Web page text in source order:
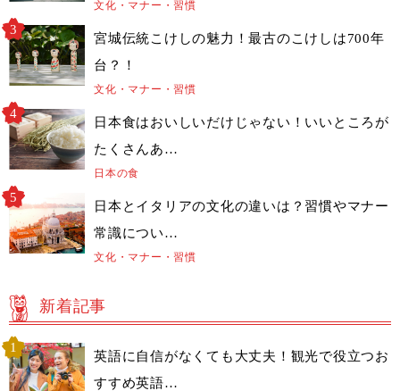
文化・マナー・習慣
宮城伝統こけしの魅力！最古のこけしは700年
台？！
文化・マナー・習慣
日本食はおいしいだけじゃない！いいところが
たくさんあ…
日本の食
日本とイタリアの文化の違いは？習慣やマナー
常識につい…
文化・マナー・習慣
新着記事
英語に自信がなくても大丈夫！観光で役立つお
すすめ英語…